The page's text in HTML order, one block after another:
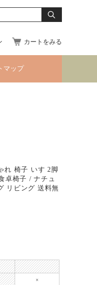
カートをみる
マップ
れ 椅子 いす 2脚
卓椅子 / ナチュ
リビング 送料無
×